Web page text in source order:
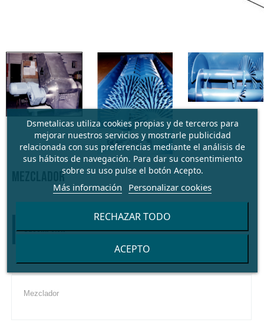
MEZCLADOR
Descripción
Mezclador
Dsmetalicas utiliza cookies propias y de terceros para
mejorar nuestros servicios y mostrarle publicidad
relacionada con sus preferencias mediante el análisis de
sus hábitos de navegación. Para dar su consentimiento
sobre su uso pulse el botón Acepto.
Más información Personalizar cookies
RECHAZAR TODO
ACEPTO